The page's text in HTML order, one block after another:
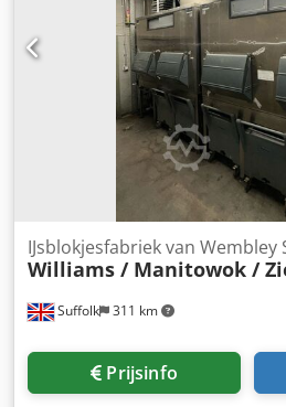
Suffolk 311 km
IJsblokjesfabriek van Wembley
Williams / Manitowok /
Prijsinfo